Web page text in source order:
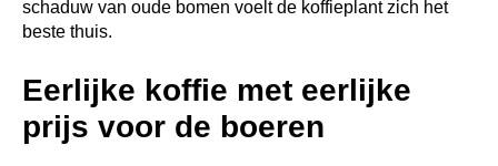
schaduw van oude bomen voelt de koffieplant zich het
beste thuis.
Eerlijke koffie met eerlijke
prijs voor de boeren